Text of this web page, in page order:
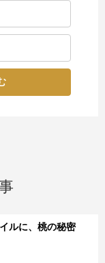
ルに、桃の秘密